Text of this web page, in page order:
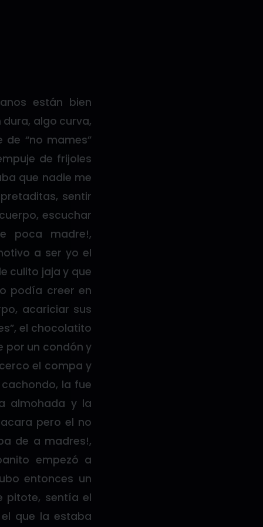
están bien
algo curva,
“no mames”
de frijoles
que nadie me
sentir
escuchar
poca madre!,
a ser yo el
culito jaja y que
podía creer en
acariciar sus
el chocolatito
por un condón y
el compa y
la fue
almohada y la
pero el no
de a madres!,
empezó a
entonces un
pitote, sentía el
que la estaba